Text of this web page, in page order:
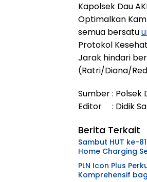
Kapolsek Dau
Optimalkan
semua bersatu
Protokol
Jarak hindari
(Ratri/Diana/
Sumber : Polsek
Editor : Didik
Berita Terkait
Sambut HUT ke-
Home Charging
PLN Icon Plus
Komprehensif